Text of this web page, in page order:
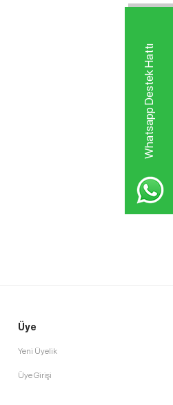
Whatsapp Destek Hattı
Üye
Yeni Üyelik
Üye Girişi